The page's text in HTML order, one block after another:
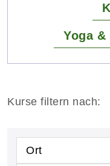
Yoga
Kurse filtern nach:
Ort